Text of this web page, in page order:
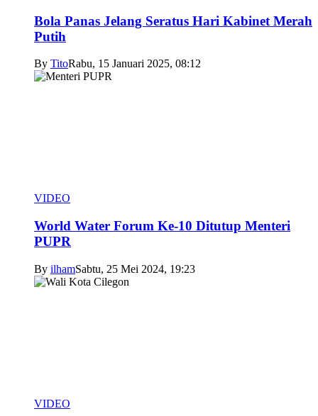
Bola Panas Jelang Seratus Hari Kabinet Merah
Putih
By TitoRabu, 15 Januari 2025, 08:12
VIDEO
World Water Forum Ke-10 Ditutup Menteri
PUPR
By ilhamSabtu, 25 Mei 2024, 19:23
VIDEO